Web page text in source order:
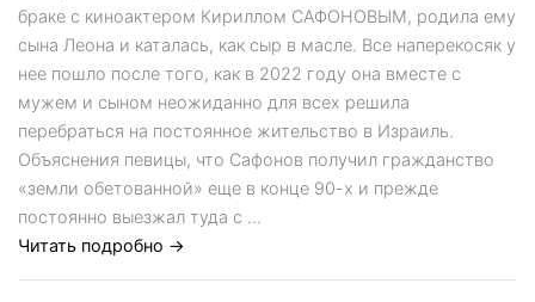
браке с киноактером Кириллом САФОНОВЫМ, родила ему
сына Леона и каталась, как сыр в масле. Все наперекосяк у
нее пошло после того, как в 2022 году она вместе с
мужем и сыном неожиданно для всех решила
перебраться на постоянное жительство в Израиль.
Объяснения певицы, что Сафонов получил гражданство
«земли обетованной» еще в конце 90-х и прежде
постоянно выезжал туда с ...
Читать подробно →